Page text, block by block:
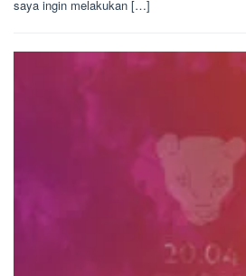
saya ingin melakukan […]